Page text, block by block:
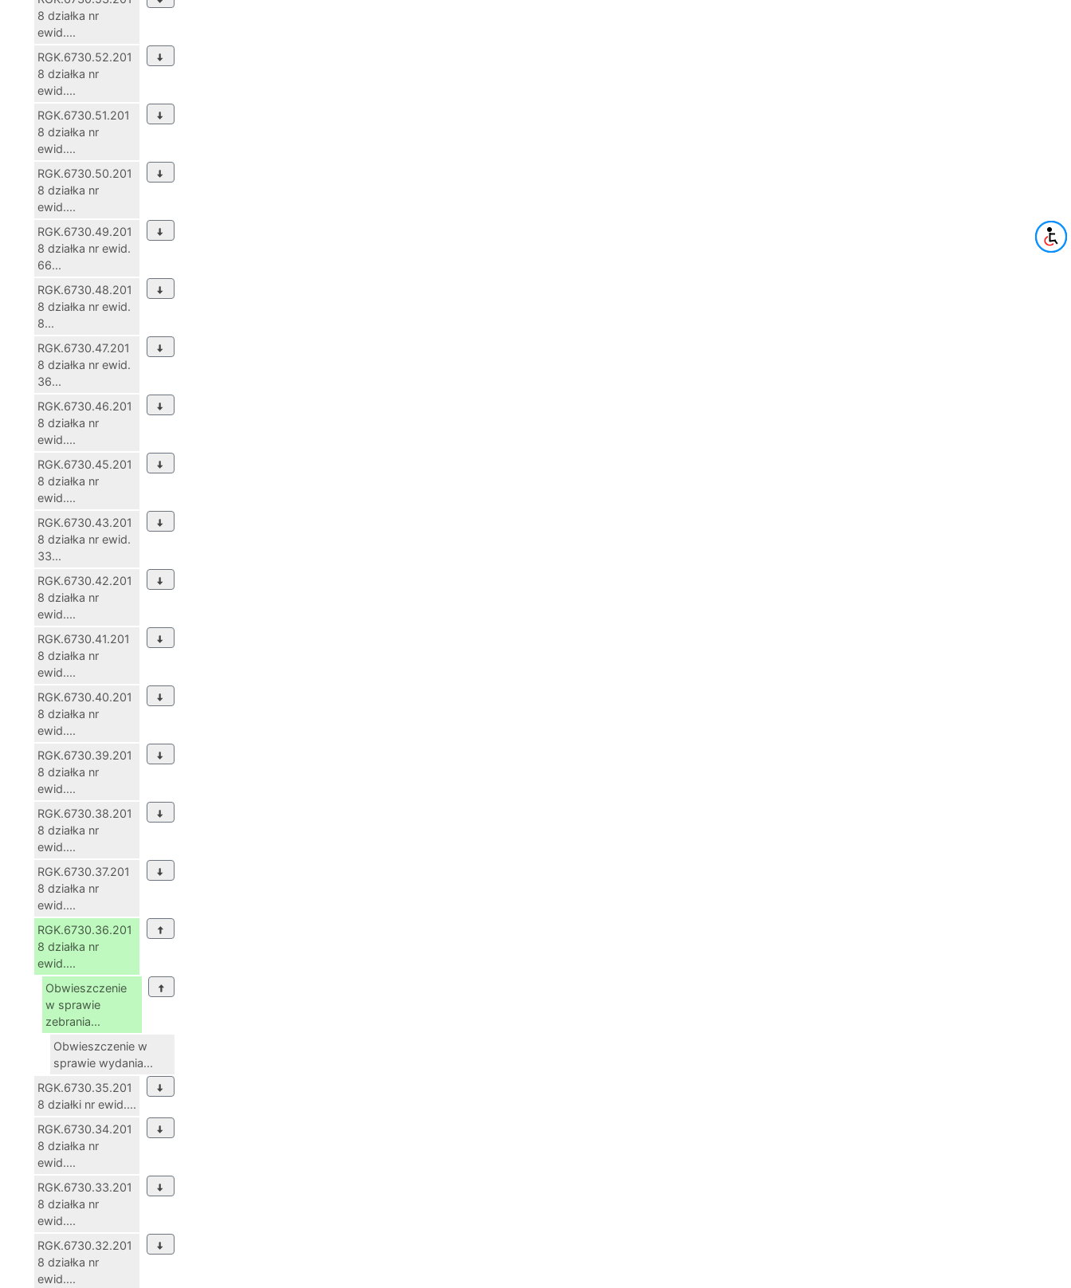
8 działka nr
ewid....
RGK.6730.52.201
8 działka nr
ewid....
RGK.6730.51.201
8 działka nr
ewid....
RGK.6730.50.201
8 działka nr
ewid....
RGK.6730.49.201
8 działka nr ewid.
66...
RGK.6730.48.201
8 działka nr ewid.
8...
RGK.6730.47.201
8 działka nr ewid.
36...
RGK.6730.46.201
8 działka nr
ewid....
RGK.6730.45.201
8 działka nr
ewid....
RGK.6730.43.201
8 działka nr ewid.
33...
RGK.6730.42.201
8 działka nr
ewid....
RGK.6730.41.201
8 działka nr
ewid....
RGK.6730.40.201
8 działka nr
ewid....
RGK.6730.39.201
8 działka nr
ewid....
RGK.6730.38.201
8 działka nr
ewid....
RGK.6730.37.201
8 działka nr
ewid....
RGK.6730.36.201
8 działka nr
ewid....
Obwieszczenie
w sprawie
zebrania...
Obwieszczenie w
sprawie wydania...
RGK.6730.35.201
8 działki nr ewid....
RGK.6730.34.201
8 działka nr
ewid....
RGK.6730.33.201
8 działka nr
ewid....
RGK.6730.32.201
8 działka nr
ewid....